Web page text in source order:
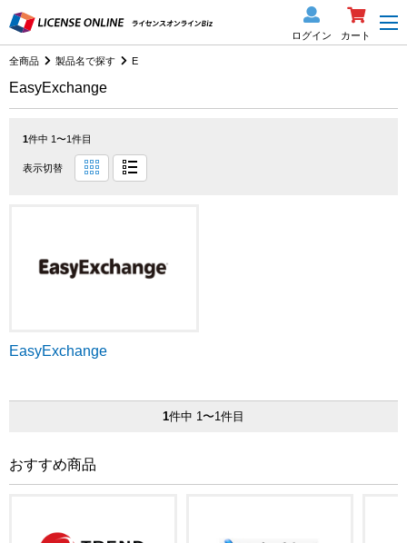
ログイン カート
全商品 製品名で探す E
EasyExchange
1件中 1〜1件目
表示切替
EasyExchange
1件中 1〜1件目
おすすめ商品